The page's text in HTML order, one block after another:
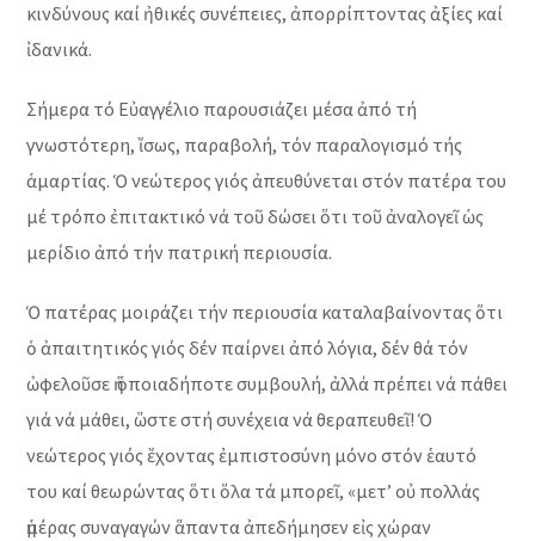
κινδύνους καί ἠθικές συνέπειες, ἀπορρίπτοντας ἀξίες καί
ἰδανικά.
Σήμερα τό Εὐαγγέλιο παρουσιάζει μέσα ἀπό τή
γνωστότερη, ἴσως, παραβο­λή, τόν παραλογισμό τής
ἁμαρτίας. Ὁ νεώτερος γιός ἀπευθύνεται στόν πατέρα του
μέ τρόπο ἐπιτακτικό νά τοῦ δώσει ὅτι τοῦ ἀναλογεῖ ὡς
μερίδιο ἀπό τήν πατρική περιουσία.
Ὁ πατέρας μοιράζει τήν περιουσία καταλαβαίνοντας ὅτι
ὁ ἀπαιτητικός γιός δέν παίρνει ἀπό λόγια, δέν θά τόν
ὠφελοῦσε ἡ ὁποιαδήποτε συμβουλή, ἀλλά πρέπει νά πάθει
γιά νά μάθει, ὥστε στή συνέχεια νά θεραπευθεῖ! Ὁ
νεώτερος γιός ἔχοντας ἐμπιστοσύνη μόνο στόν ἑαυτό
του καί θεωρώντας ὅτι ὅλα τά μπορεῖ, «μετ’ οὐ πολλάς
ἡμέρας συναγαγών ἅπαντα ἀπεδήμησεν εἰς χώραν